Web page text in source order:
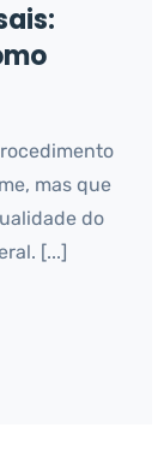
mas que
do
[...]